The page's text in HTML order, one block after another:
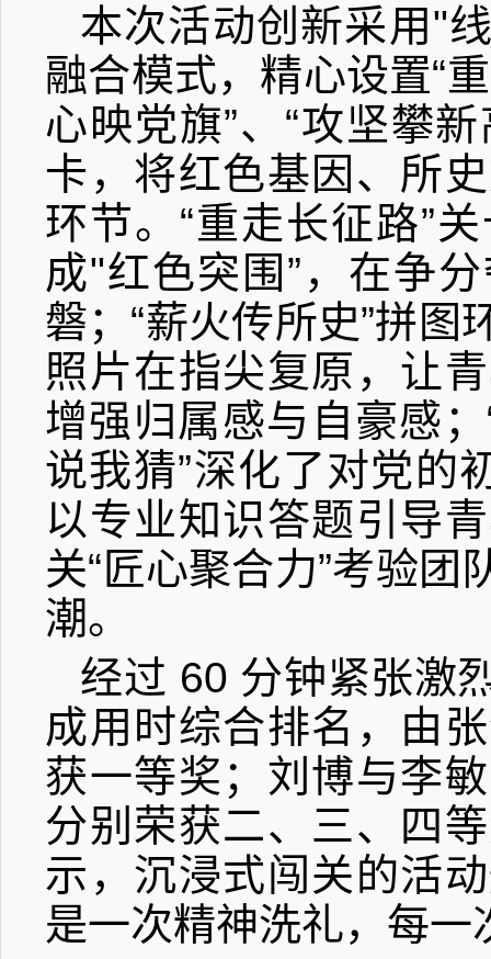
本次活动创新采用 "
融合模式，精心设置“
心映党旗”、“攻坚攀
卡，将红色基因、所
环节。“重走长征路”
成"红色突围”，在争
磐；“薪火传所史”拼
照片在指尖复原，让
增强归属感与自豪感
说我猜”深化了对党的
以专业知识答题引导
关“匠心聚合力”考验
潮。
经过 60 分钟紧张激
成用时综合排名，由
获一等奖；刘博与李
分别荣获二、三、四
示，沉浸式闯关的活
是一次精神洗礼，每